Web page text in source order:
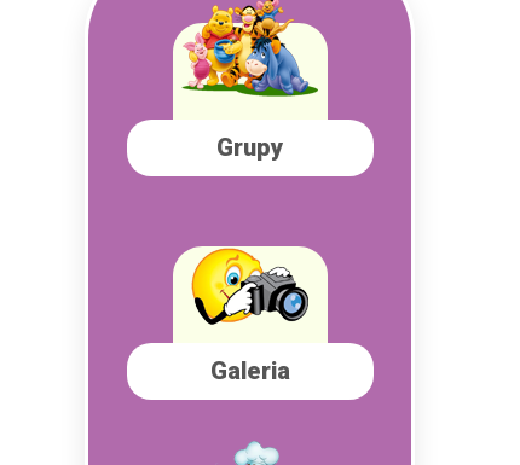
Grupy
Galeria